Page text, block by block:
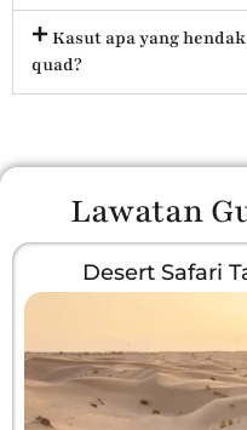
Kasut apa yang
quad?
Lawatan
Desert Safari